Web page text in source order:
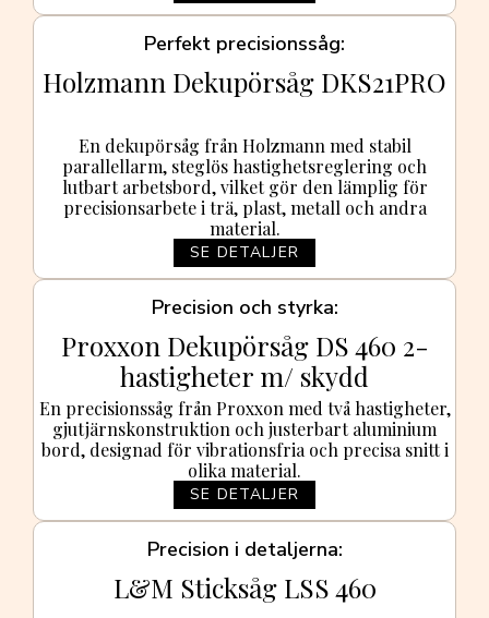
Perfekt precisionssåg
Holzmann Dekupörsåg DKS21PRO
En dekupörsåg från Holzmann med stabil
parallellarm, steglös hastighetsreglering och
lutbart arbetsbord, vilket gör den lämplig för
precisionsarbete i trä, plast, metall och andra
material.
SE DETALJER
Precision och styrka
Proxxon Dekupörsåg DS 460 2-
hastigheter m/ skydd
En precisionssåg från Proxxon med två hastigheter,
gjutjärnskonstruktion och justerbart aluminium
bord, designad för vibrationsfria och precisa snitt i
olika material.
SE DETALJER
Precision i detaljerna
L&M Sticksåg LSS 460